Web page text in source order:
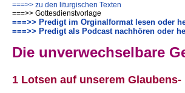
===>> zu den liturgischen Texten
===>> Gottesdienstvorlage
===>> Predigt im Orginalformat lesen oder
===>> Predigt als Podcast nachhören oder
Die unverwechselbare
1 Lotsen auf unserem